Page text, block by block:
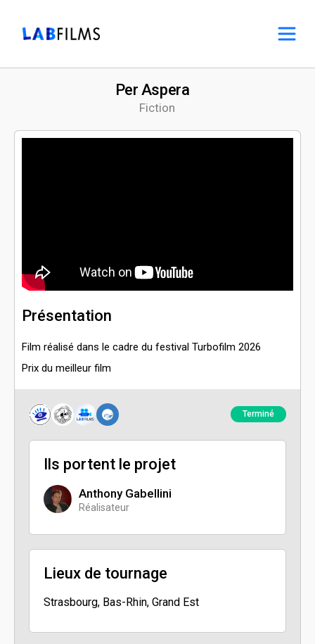
Fiction
Per Aspera
Présentation
Film réalisé dans le cadre du festival Turbofilm 2026
Prix du meilleur film
Terminé
Ils portent le projet
Anthony Gabellini
Réalisateur
Lieux de tournage
Strasbourg, Bas-Rhin, Grand Est